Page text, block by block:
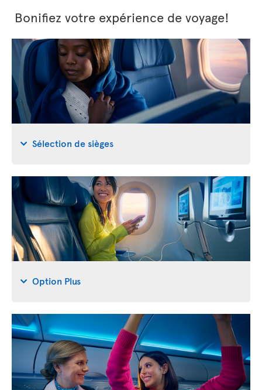
Bonifiez votre expérience de voyage!
Sélection de sièges
Option Plus